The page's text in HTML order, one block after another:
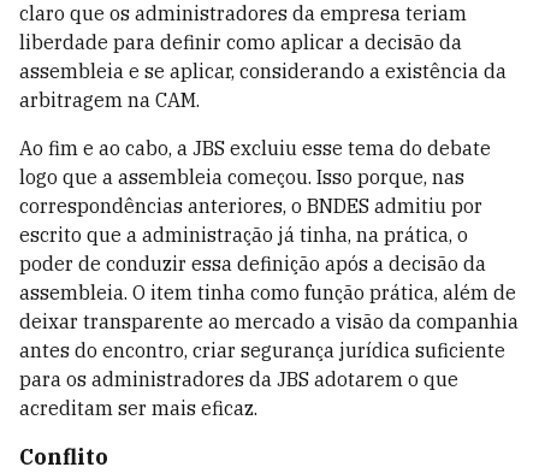
claro que os administradores da empresa teriam
liberdade para definir como aplicar a decisão da
assembleia e se aplicar, considerando a existência da
arbitragem na CAM.
Ao fim e ao cabo, a JBS excluiu esse tema do debate
logo que a assembleia começou. Isso porque, nas
correspondências anteriores, o BNDES admitiu por
escrito que a administração já tinha, na prática, o
poder de conduzir essa definição após a decisão da
assembleia. O item tinha como função prática, além de
deixar transparente ao mercado a visão da companhia
antes do encontro, criar segurança jurídica suficiente
para os administradores da JBS adotarem o que
acreditam ser mais eficaz.
Conflito